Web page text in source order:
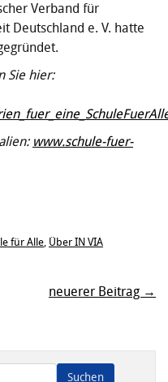
Verband für
Deutschland e. V. hatte
Sie hier:
www.schule-fuer-
für Alle, Über IN VIA
neuerer Beitrag →